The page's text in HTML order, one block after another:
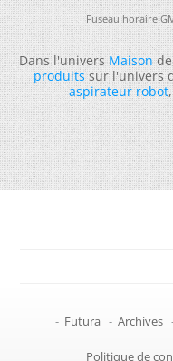
Fuseau horaire
Dans l'universMaisonde
produitssur l'univers
aspirateur robot
- Futura - Archives
Politique de